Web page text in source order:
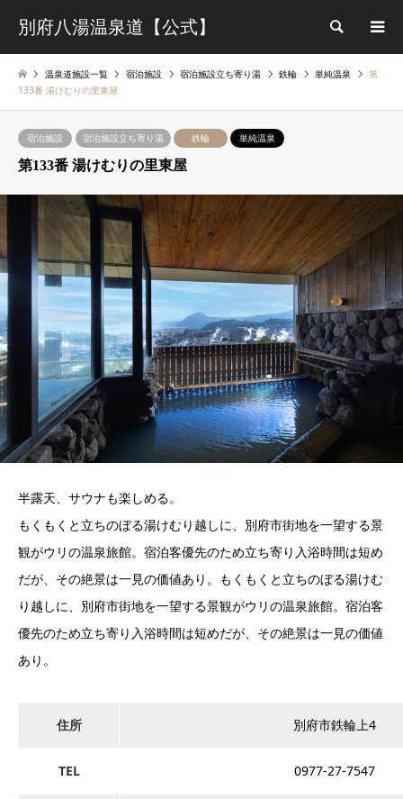
別府八湯温泉道【公式】 検索
温泉道施設一覧 宿泊施設 宿泊施設立ち寄り湯 鉄輪 単純温泉
第
133番 湯けむりの里東屋
宿泊施設 宿泊施設立ち寄り湯 鉄輪 単純温泉
第133番 湯けむりの里東屋
半露天、サウナも楽しめる。
もくもくと立ちのぼる湯けむり越しに、別府市街地を一望する景
観がウリの温泉旅館。宿泊客優先のため立ち寄り入浴時間は短め
だが、その絶景は一見の価値あり。もくもくと立ちのぼる湯けむ
り越しに、別府市街地を一望する景観がウリの温泉旅館。宿泊客
優先のため立ち寄り入浴時間は短めだが、その絶景は一見の価値
あり。
住所 別府市鉄輪上4
TEL 0977-27-7547